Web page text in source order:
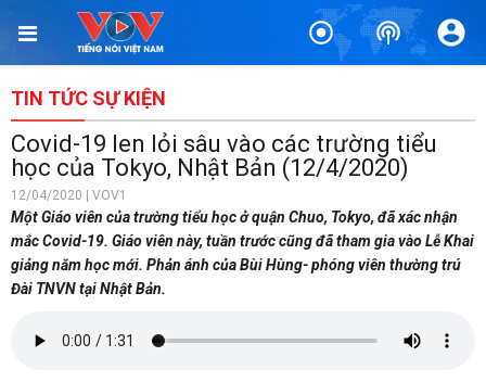
TIN TỨC SỰ KIỆN
Covid-19 len lỏi sâu vào các trường tiểu
học của Tokyo, Nhật Bản (12/4/2020)
12/04/2020 | VOV1
Một Giáo viên của trường tiểu học ở quận Chuo, Tokyo, đã xác nhận
mắc Covid-19. Giáo viên này, tuần trước cũng đã tham gia vào Lễ Khai
giảng năm học mới. Phản ánh của Bùi Hùng- phóng viên thường trú
Đài TNVN tại Nhật Bản.